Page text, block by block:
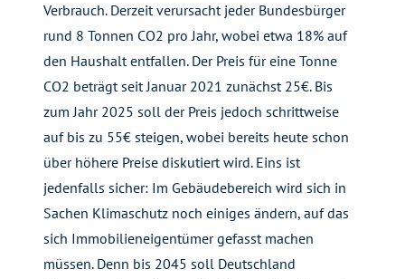
Verbrauch. Derzeit verursacht jeder Bundesbürger
rund 8 Tonnen CO2 pro Jahr, wobei etwa 18% auf
den Haushalt entfallen. Der Preis für eine Tonne
CO2 beträgt seit Januar 2021 zunächst 25€. Bis
zum Jahr 2025 soll der Preis jedoch schrittweise
auf bis zu 55€ steigen, wobei bereits heute schon
über höhere Preise diskutiert wird. Eins ist
jedenfalls sicher: Im Gebäudebereich wird sich in
Sachen Klimaschutz noch einiges ändern, auf das
sich Immobilieneigentümer gefasst machen
müssen. Denn bis 2045 soll Deutschland